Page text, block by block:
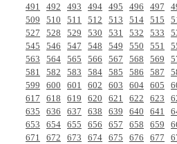
491
492 493 494 495 496 497
509
510 511 512 513 514 515
527
528 529 530 531 532 533
545
546 547 548 549 550 551
563
564 565 566 567 568 569
581
582 583 584 585 586 587
599
600 601 602 603 604 605
617
618 619 620 621 622 623
635
636 637 638 639 640 641
653
654 655 656 657 658 659
671
672 673 674 675 676 677